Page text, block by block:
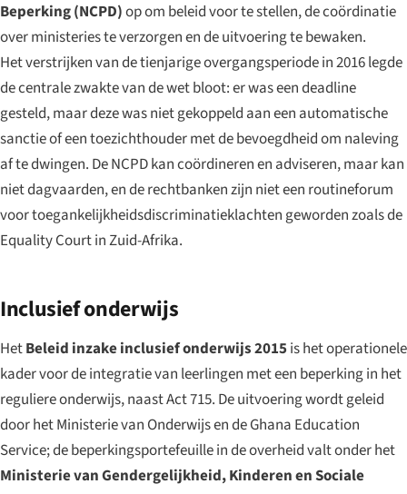
Beperking (NCPD)op om beleid voor te stellen, de coördinatie
over ministeries te verzorgen en de uitvoering te bewaken.
Het verstrijken van de tienjarige overgangsperiode in 2016 legde
de centrale zwakte van de wet bloot: er was een deadline
gesteld, maar deze was niet gekoppeld aan een automatische
sanctie of een toezichthouder met de bevoegdheid om naleving
af te dwingen. De NCPD kan coördineren en adviseren, maar kan
niet dagvaarden, en de rechtbanken zijn niet een routineforum
voor toegankelijkheidsdiscriminatieklachten geworden zoals de
Equality Court in Zuid-Afrika.
Inclusief onderwijs
HetBeleid inzake inclusief onderwijs 2015is het operationele
kader voor de integratie van leerlingen met een beperking in het
reguliere onderwijs, naast Act 715. De uitvoering wordt geleid
door het Ministerie van Onderwijs en de Ghana Education
Service; de beperkingsportefeuille in de overheid valt onder het
Ministerie van Gendergelijkheid, Kinderen en Sociale